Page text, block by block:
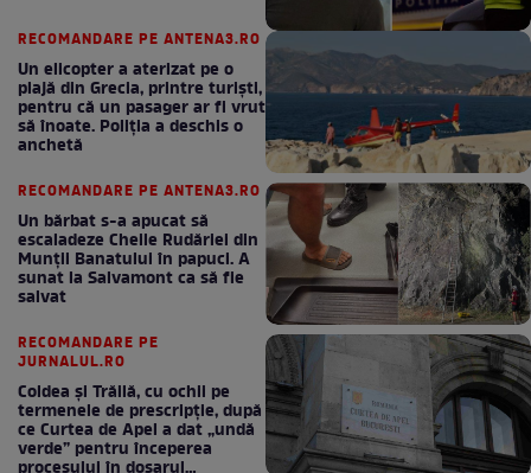
RECOMANDARE PE ANTENA3.RO
Un elicopter a aterizat pe o
plajă din Grecia, printre turiști,
pentru că un pasager ar fi vrut
să înoate. Poliția a deschis o
anchetă
RECOMANDARE PE ANTENA3.RO
Un bărbat s-a apucat să
escaladeze Cheile Rudăriei din
Munții Banatului în papuci. A
sunat la Salvamont ca să fie
salvat
RECOMANDARE PE
JURNALUL.RO
Coldea și Trăilă, cu ochii pe
termenele de prescripție, după
ce Curtea de Apel a dat „undă
verde” pentru începerea